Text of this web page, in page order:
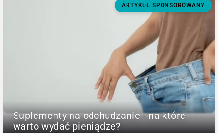
ARTYKUŁ SPONSOROWANY
Suplementy na odchudzanie - na które
warto wydać pieniądze?